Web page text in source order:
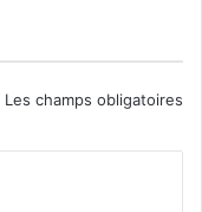
Les champs obligatoires